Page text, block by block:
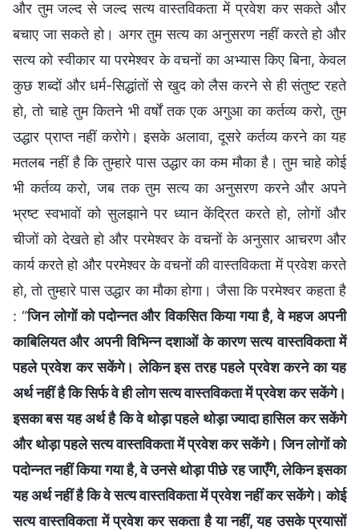
और तुम जल्द से जल्द सत्य वास्तविकता में प्रवेश कर सकते और
बचाए जा सकते हो। अगर तुम सत्य का अनुसरण नहीं करते हो और
सत्य को स्वीकार या परमेश्वर के वचनों का अभ्यास किए बिना, केवल
कुछ शब्दों और धर्म-सिद्धांतों से खुद को लैस करने से ही संतुष्ट रहते
हो, तो चाहे तुम कितने भी वर्षों तक एक अगुआ का कर्तव्य करो, तुम
उद्धार प्राप्त नहीं करोगे। इसके अलावा, दूसरे कर्तव्य करने का यह
मतलब नहीं है कि तुम्हारे पास उद्धार का कम मौका है। तुम चाहे कोई
भी कर्तव्य करो, जब तक तुम सत्य का अनुसरण करने और अपने
भ्रष्ट स्वभावों को सुलझाने पर ध्यान केंद्रित करते हो, लोगों और
चीजों को देखते हो और परमेश्वर के वचनों के अनुसार आचरण और
कार्य करते हो और परमेश्वर के वचनों की वास्तविकता में प्रवेश करते
हो, तो तुम्हारे पास उद्धार का मौका होगा। जैसा कि परमेश्वर कहता है
: “जिन लोगों को पदोन्नत और विकसित किया गया है, वे महज अपनी
काबिलियत और अपनी विभिन्न दशाओं के कारण सत्य वास्तविकता में
पहले प्रवेश कर सकेंगे। लेकिन इस तरह पहले प्रवेश करने का यह
अर्थ नहीं है कि सिर्फ वे ही लोग सत्य वास्तविकता में प्रवेश कर सकेंगे।
इसका बस यह अर्थ है कि वे थोड़ा पहले थोड़ा ज्यादा हासिल कर सकेंगे
और थोड़ा पहले सत्य वास्तविकता में प्रवेश कर सकेंगे। जिन लोगों को
पदोन्नत नहीं किया गया है, वे उनसे थोड़ा पीछे रह जाएँगे, लेकिन इसका
यह अर्थ नहीं है कि वे सत्य वास्तविकता में प्रवेश नहीं कर सकेंगे। कोई
सत्य वास्तविकता में प्रवेश कर सकता है या नहीं, यह उसके प्रयासों